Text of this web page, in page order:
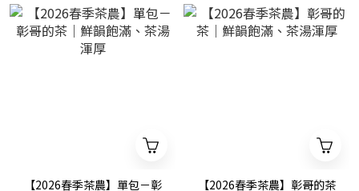
【2026春季茶農】單包－彰
【2026春季茶農】彰哥的茶